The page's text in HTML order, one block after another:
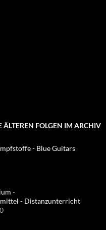
FOLGEN IM ARCHIV
- Blue Guitars
-
- Distanzunterricht